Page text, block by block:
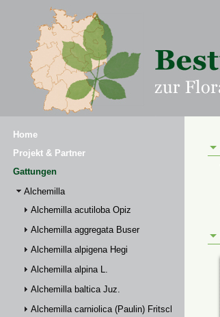
Home
Projekt & Partner
Gattungen
Alchemilla
Alchemilla acutiloba Opiz
Alchemilla aggregata Buser
Alchemilla alpigena Hegi
Alchemilla alpina L.
Alchemilla baltica Juz.
Alchemilla carniolica (Paulin) Fritsch